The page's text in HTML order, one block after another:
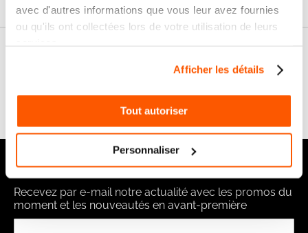
avec d'autres informations que vous leur avez fournies
ou qu'ils ont collectées lors de votre utilisation de leurs
Afficher les détails
Tout autoriser
Personnaliser
Notre newsletter
Recevez par e-mail notre actualité avec les promos du
moment et les nouveautés en avant-première